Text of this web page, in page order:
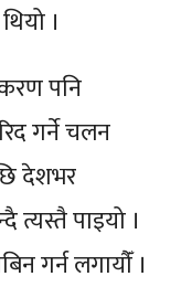
।
पनि
गर्ने चलन
देशभर
त्यस्तै पाइयो ।
गर्न लगायौँं ।